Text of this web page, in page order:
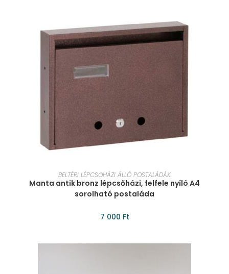
KOSÁRBA TESZEM
BELTÉRI LÉPCSŐHÁZI ÁLLÓ POSTALÁDÁK
Manta antik bronz lépcsőházi, felfele nyíló A4
sorolható postaláda
7 000 Ft